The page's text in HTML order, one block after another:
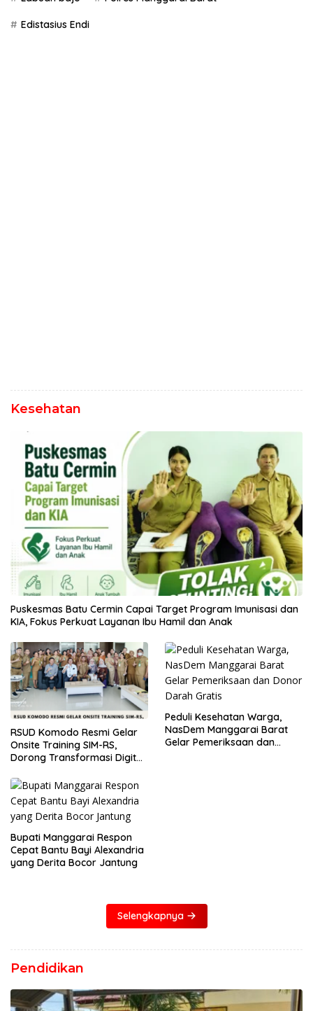
Edistasius Endi
Kesehatan
Puskesmas Batu Cermin Capai Target Program Imunisasi dan
KIA, Fokus Perkuat Layanan Ibu Hamil dan Anak
RSUD Komodo Resmi Gelar
Onsite Training SIM-RS,
Dorong Transformasi Digital
Peduli Kesehatan Warga,
NasDem Manggarai Barat
Gelar Pemeriksaan dan
Bupati Manggarai Respon
Cepat Bantu Bayi Alexandria
yang Derita Bocor Jantung
Selengkapnya
Pendidikan